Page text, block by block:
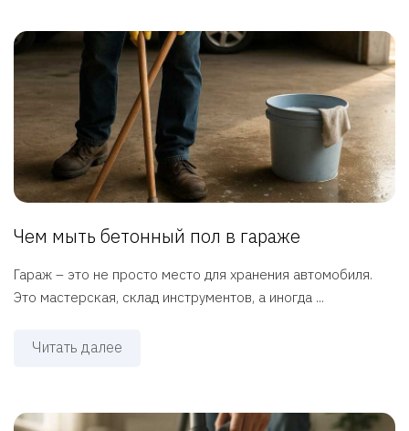
Чем мыть бетонный пол в гараже
Гараж – это не просто место для хранения автомобиля.
Это мастерская, склад инструментов, а иногда ...
Читать далее